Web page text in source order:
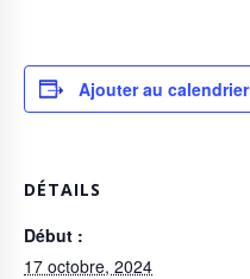
Ajouter au calendrier
DÉTAILS
Début :
17 octobre, 2024